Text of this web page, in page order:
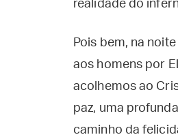
realidade do
Pois bem, na
aos homens por
acolhemos ao
paz, uma
caminho da